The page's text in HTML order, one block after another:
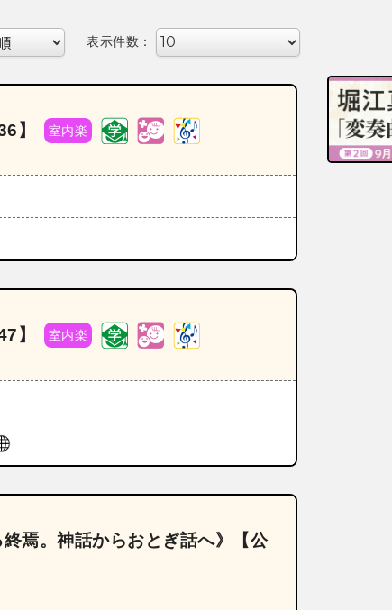
表示件数：
】 室内楽
】 室内楽
焉。神話からおとぎ話へ》【公